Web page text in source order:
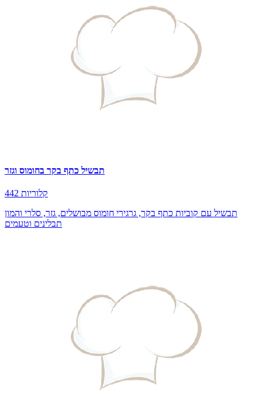
תבשיל כתף בקר בחומוס וגזר
442 קלוריות
תבשיל עם קוביות כתף בקר, גרגירי חומוס מבושלים, גזר, סלרי והמון
תבלינים וטעמים